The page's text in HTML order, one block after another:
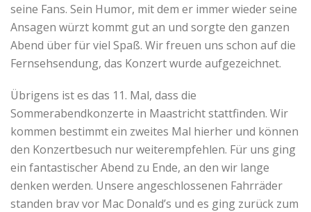
seine Fans. Sein Humor, mit dem er immer wieder seine
Ansagen würzt kommt gut an und sorgte den ganzen
Abend über für viel Spaß. Wir freuen uns schon auf die
Fernsehsendung, das Konzert wurde aufgezeichnet.
Übrigens ist es das 11. Mal, dass die
Sommerabendkonzerte in Maastricht stattfinden. Wir
kommen bestimmt ein zweites Mal hierher und können
den Konzertbesuch nur weiterempfehlen. Für uns ging
ein fantastischer Abend zu Ende, an den wir lange
denken werden. Unsere angeschlossenen Fahrräder
standen brav vor Mac Donald’s und es ging zurück zum